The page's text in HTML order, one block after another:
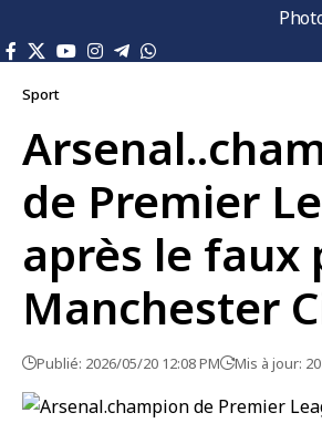
Sport
de Premier
après le faux
Manchester
Publié: 2026/05/20 12:08 PM Mis à jour: